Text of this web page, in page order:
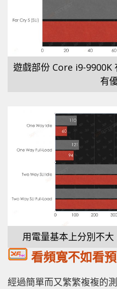
遊戲部份 Core i9-9900K
有
用電量基本上分別不
看頻寬不如看
經過簡單而又繁繁複複的